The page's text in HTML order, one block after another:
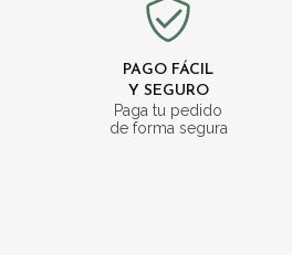
PAGO FÁCIL
Y SEGURO
Paga tu pedido
de forma segura